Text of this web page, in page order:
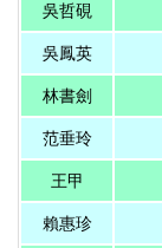
吳哲硯
吳鳳英
林書劍
范垂玲
王甲
賴惠珍